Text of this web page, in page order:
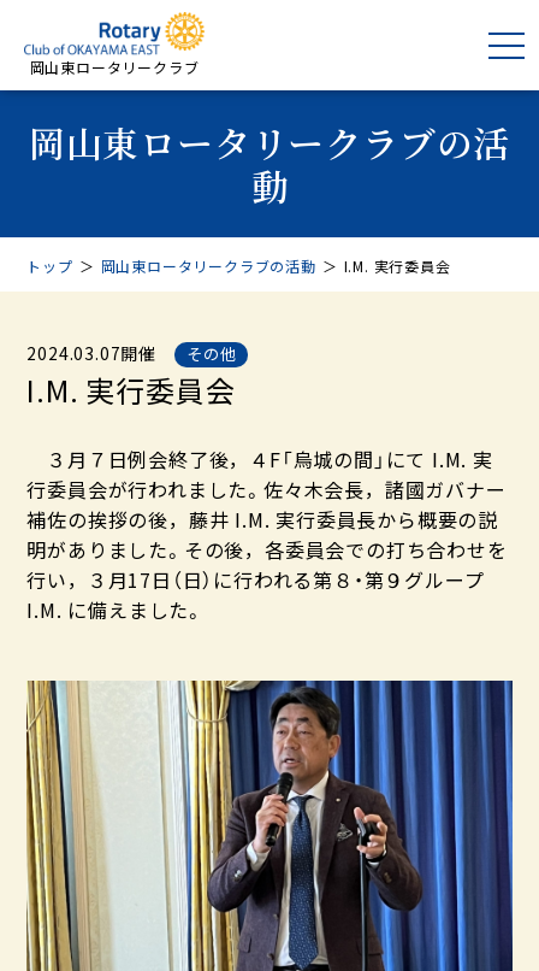
岡山東ロータリークラブ
岡山東ロータリークラブの活
動
トップ ＞ 岡山東ロータリークラブの活動 ＞ I.M. 実行委員会
2024.03.07開催 その他
I.M. 実行委員会
３月７日例会終了後，４F「烏城の間」にて I.M. 実
行委員会が行われました。佐々木会長，諸國ガバナー
補佐の挨拶の後，藤井 I.M. 実行委員長から概要の説
明がありました。その後，各委員会での打ち合わせを
行い，３月17日（日）に行われる第８・第９グループ
I.M. に備えました。